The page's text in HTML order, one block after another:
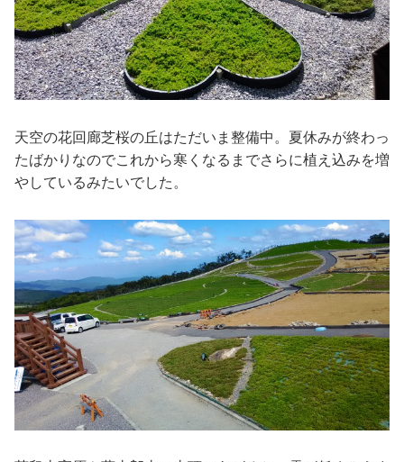
天空の花回廊芝桜の丘はただいま整備中。夏休みが終わっ
たばかりなのでこれから寒くなるまでさらに植え込みを増
やしているみたいでした。